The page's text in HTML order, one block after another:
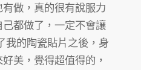
做，真的很有說服力
都做了，一定不會讓
我的陶瓷貼片之後，身
美，覺得超值得的，